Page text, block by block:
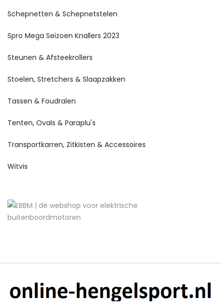
Schepnetten & Schepnetstelen
Spro Mega Seizoen Knallers 2023
Steunen & Afsteekrollers
Stoelen, Stretchers & Slaapzakken
Tassen & Foudralen
Tenten, Ovals & Paraplu's
Transportkarren, Zitkisten & Accessoires
Witvis